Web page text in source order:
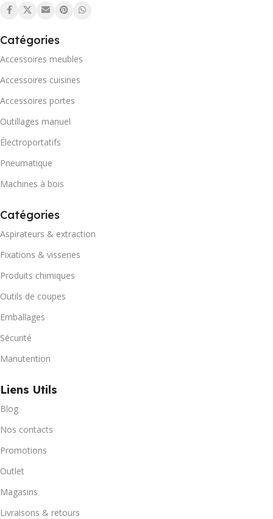
Catégories
Accessoires meubles
Accessoires cuisines
Accessoires portes
Outillages manuel
Électroportatifs
Pneumatique
Machines à bois
Catégories
Aspirateurs & extraction
Fixations & visseries
Produits chimiques
Outils de coupes
Emballages
Sécurité
Manutention
Liens Utils
Blog
Nos contacts
Promotions
Outlet
Magasins
Livraisons & retours